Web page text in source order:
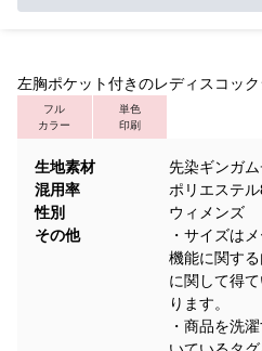
左胸ポケット付きのレディスコック
フル
カラー
単色
印刷
生地素材
先染ギンガ
混用率
ポリエステ
性別
ウィメンズ
その他
・サイズは
機能に関す
に関して得
ります。
・商品を洗